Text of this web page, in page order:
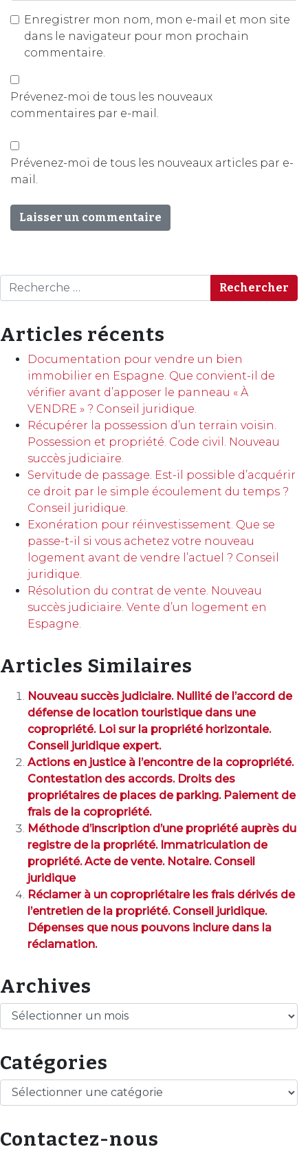
Enregistrer mon nom, mon e-mail et mon site
dans le navigateur pour mon prochain
commentaire.
Prévenez-moi de tous les nouveaux
commentaires par e-mail.
Prévenez-moi de tous les nouveaux articles par e-
mail.
Rechercher
Articles récents
Documentation pour vendre un bien
immobilier en Espagne. Que convient-il de
vérifier avant d’apposer le panneau « À
VENDRE » ? Conseil juridique.
Récupérer la possession d’un terrain voisin.
Possession et propriété. Code civil. Nouveau
succès judiciaire.
Servitude de passage. Est-il possible d’acquérir
ce droit par le simple écoulement du temps ?
Conseil juridique.
Exonération pour réinvestissement. Que se
passe-t-il si vous achetez votre nouveau
logement avant de vendre l’actuel ? Conseil
juridique.
Résolution du contrat de vente. Nouveau
succès judiciaire. Vente d’un logement en
Espagne.
Articles Similaires
Nouveau succès judiciaire. Nullité de l’accord de
défense de location touristique dans une
copropriété. Loi sur la propriété horizontale.
Conseil juridique expert.
Actions en justice à l’encontre de la copropriété.
Contestation des accords. Droits des
propriétaires de places de parking. Paiement de
frais de la copropriété.
Méthode d’inscription d’une propriété auprès du
registre de la propriété. Immatriculation de
propriété. Acte de vente. Notaire. Conseil
juridique
Réclamer à un copropriétaire les frais dérivés de
l’entretien de la propriété. Conseil juridique.
Dépenses que nous pouvons inclure dans la
réclamation.
Archives
Archives
Catégories
Catégories
Contactez-nous